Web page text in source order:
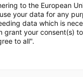
to the European
your data for any
data which is
grant your consent(s)
to all".